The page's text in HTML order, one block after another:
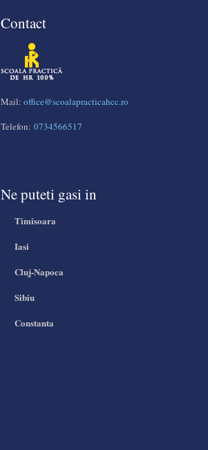
Contact
Mail: office@scoalapracticahcc.ro
Telefon: 0734566517
Ne puteti gasi in
Timisoara
Iasi
Cluj-Napoca
Sibiu
Constanta